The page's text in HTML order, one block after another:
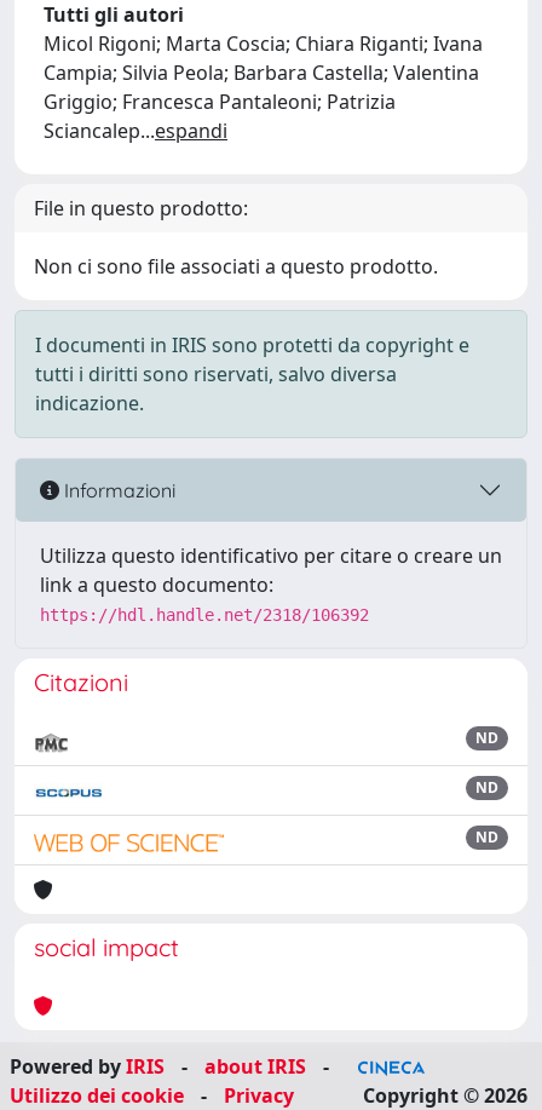
Tutti gli autori
Micol Rigoni; Marta Coscia; Chiara Riganti; Ivana
Campia; Silvia Peola; Barbara Castella; Valentina
Griggio; Francesca Pantaleoni; Patrizia
Sciancalep...espandi
File in questo prodotto:
Non ci sono file associati a questo prodotto.
I documenti in IRIS sono protetti da copyright e
tutti i diritti sono riservati, salvo diversa
indicazione.
Informazioni
Utilizza questo identificativo per citare o creare un
link a questo documento:
https://hdl.handle.net/2318/106392
Citazioni
ND
ND
ND
social impact
Powered byIRIS - about IRIS
-
Utilizzo dei cookie
- Privacy Copyright © 2026